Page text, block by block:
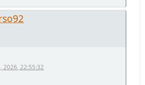
2026, 22:55:32